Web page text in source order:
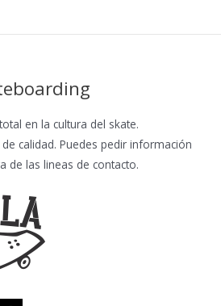
en la cultura del skate.
calidad. Puedes pedir información
de las lineas de contacto.